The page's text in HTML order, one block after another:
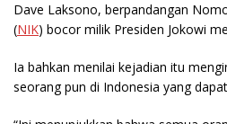
Dave Laksono, berpandangan
(NIK) bocor milik Presiden Jokowi
Ia bahkan menilai kejadian itu
seorang pun di Indonesia yang